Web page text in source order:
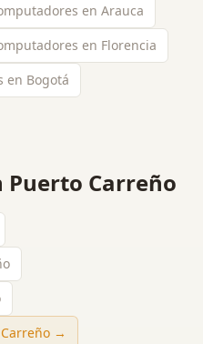
en Arauca
en Florencia
en Bogotá
Puerto Carreño
→